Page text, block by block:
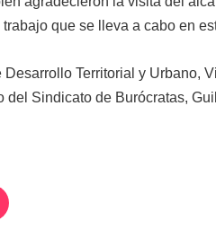
que se lleva a cabo en
Territorial y Urbano,
Sindicato de Burócratas,